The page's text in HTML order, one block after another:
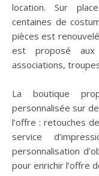
location. Sur
centaines de
pièces est
est proposé aux
associations,
La boutique
personnalisée sur
l’offre : retouches
service
personnalisation
pour enrichir l’offre